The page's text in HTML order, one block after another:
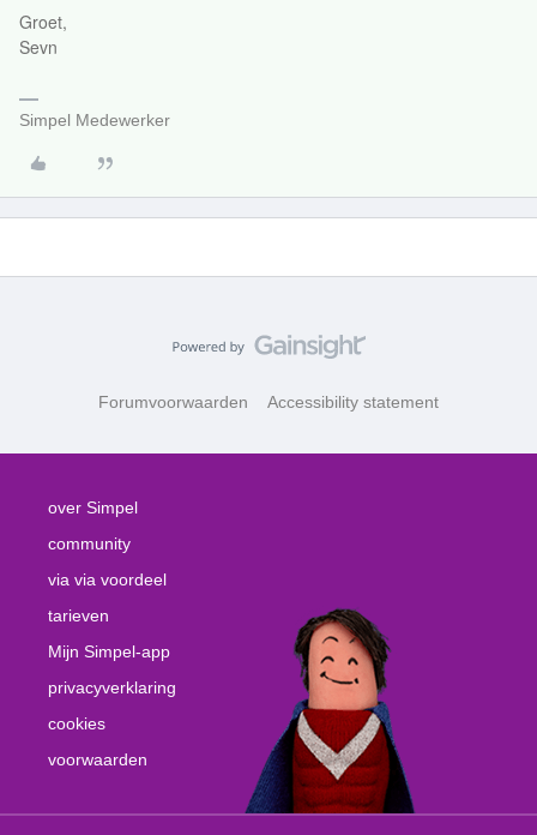
Groet,
Sevn
Simpel Medewerker
Forumvoorwaarden Accessibility statement
over Simpel
community
via via voordeel
tarieven
Mijn Simpel-app
privacyverklaring
cookies
voorwaarden